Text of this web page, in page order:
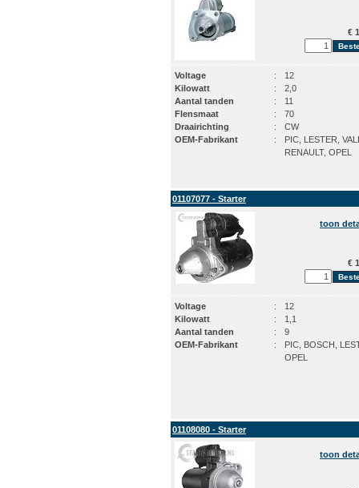
€
Voltage :
12
Kilowatt
:
2,0
Aantal tanden
:
11
Flensmaat
:
70
Draairichting
:
CW
OEM-Fabrikant
:
PIC, LESTER,
RENAULT, OPEL
01107077 - Starter
toon
€
Voltage :
12
Kilowatt
:
1,1
Aantal tanden
:
9
OEM-Fabrikant
:
PIC, BOSCH,
OPEL
01108080 - Starter
toon